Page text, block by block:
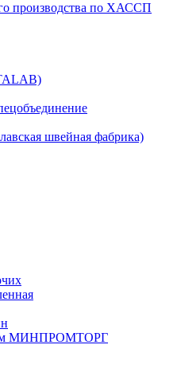
производства по ХАССП
швейная фабрика)
МИНПРОМТОРГ